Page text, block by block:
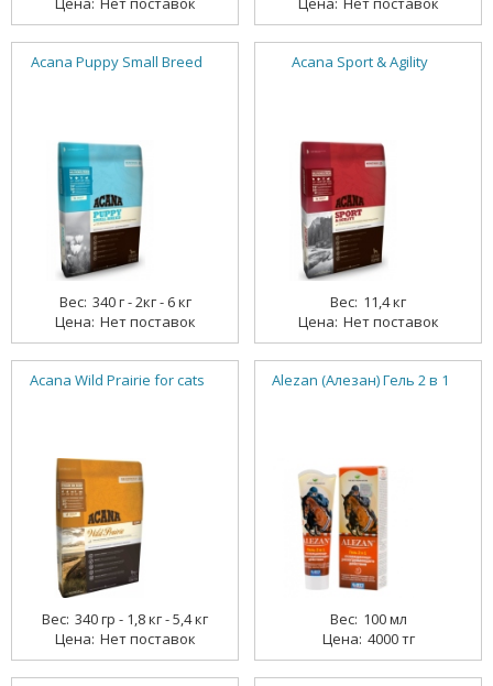
Acana Puppy Small Breed
340 г - 2кг - 6 кг
Нет поставок
Acana Sport & Agility
11,4 кг
Нет поставок
Acana Wild Prairie for cats
340 гр - 1,8 кг - 5,4 кг
Нет поставок
Alezan (Алезан) Гель 2 в 1
100 мл
4000 тг